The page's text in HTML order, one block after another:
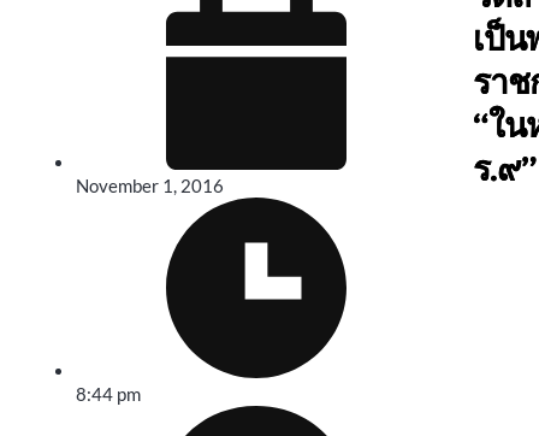
November 1, 2016
8:44 pm
เป็น
รา
“ใน
ร.๙”